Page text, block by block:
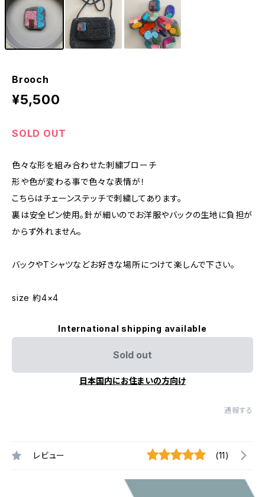
Brooch
¥5,500
SOLD OUT
色々な形を組み合わせた刺繍ブローチ
形や色が変わる事で色々な表情が！
こちらはチェーンステッチで刺繍してあります。
裏は安全ピン使用。針が細いのでお洋服やバックの生地に負担が
からず外れません。
バックやTシャツなどお好きな場所につけて楽しんで下さい。
size 約4×4
International shipping available
Sold out
日本国内にお住まいの方向け
通報する
レビュー (11)